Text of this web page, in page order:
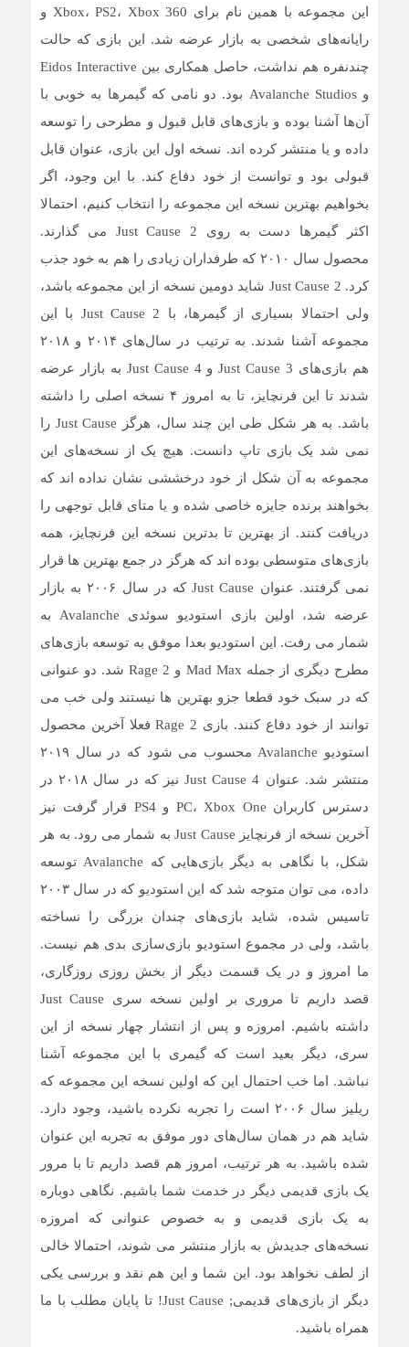
این مجموعه با همین نام برای Xbox، PS2، Xbox 360 و
رایانه‌های شخصی به بازار عرضه شد. این بازی که حالت
چندنفره هم نداشت، حاصل همکاری بین Eidos Interactive
و Avalanche Studios بود. دو نامی که گیمرها به خوبی با
آن‌ها آشنا بوده و بازی‌های قابل قبول و مطرحی را توسعه
داده و یا منتشر کرده اند. نسخه اول این بازی، عنوان قابل
قبولی بود و توانست از خود دفاع کند. با این وجود، اگر
بخواهیم بهترین نسخه این مجموعه را انتخاب کنیم، احتمالا
اکثر گیمرها دست به روی Just Cause 2 می گذارند.
محصول سال ۲۰۱۰ که طرفداران زیادی را هم به خود جذب
کرد. Just Cause 2 شاید دومین نسخه از این مجموعه باشد،
ولی احتمالا بسیاری از گیمرها، با Just Cause 2 با این
مجموعه آشنا شدند. به ترتیب در سال‌های ۲۰۱۴ و ۲۰۱۸
هم بازی‌های Just Cause 3 و Just Cause 4 به بازار عرضه
شدند تا این فرنچایز، تا به امروز ۴ نسخه اصلی را داشته
باشد. به هر شکل طی این چند سال، هرگز Just Cause را
نمی شد یک بازی تاپ دانست. هیچ یک از نسخه‌های این
مجموعه به آن شکل از خود درخششی نشان نداده اند که
بخواهند برنده جایزه خاصی شده و یا متای قابل توجهی را
دریافت کنند. از بهترین تا بدترین نسخه این فرنچایز، همه
بازی‌های متوسطی بوده اند که هرگز در جمع بهترین ها قرار
نمی گرفتند. عنوان Just Cause که در سال ۲۰۰۶ به بازار
عرضه شد، اولین بازی استودیو سوئدی Avalanche به
شمار می رفت. این استودیو بعدا موفق به توسعه بازی‌های
مطرح دیگری از جمله Mad Max و Rage 2 شد. دو عنوانی
که در سبک خود قطعا جزو بهترین ها نیستند ولی خب می
توانند از خود دفاع کنند. بازی Rage 2 فعلا آخرین محصول
استودیو Avalanche محسوب می شود که در سال ۲۰۱۹
منتشر شد. عنوان Just Cause 4 نیز که در سال ۲۰۱۸ در
دسترس کاربران PC، Xbox One و PS4 قرار گرفت نیز
آخرین نسخه از فرنچایز Just Cause به شمار می رود. به هر
شکل، با نگاهی به دیگر بازی‌هایی که Avalanche توسعه
داده، می توان متوجه شد که این استودیو که در سال ۲۰۰۳
تاسیس شده، شاید بازی‌های چندان بزرگی را نساخته
باشد، ولی در مجموع استودیو بازی‌سازی بدی هم نیست.
ما امروز و در یک قسمت دیگر از بخش روزی روزگاری،
قصد داریم تا مروری بر اولین نسخه سری Just Cause
داشته باشیم. امروزه و پس از انتشار چهار نسخه از این
سری، دیگر بعید است که گیمری با این مجموعه آشنا
نباشد. اما خب احتمال این که اولین نسخه این مجموعه که
ریلیز سال ۲۰۰۶ است را تجربه نکرده باشید، وجود دارد.
شاید هم در همان سال‌های دور موفق به تجربه این عنوان
شده باشید. به هر ترتیب، امروز هم قصد داریم تا با مرور
یک بازی قدیمی دیگر در خدمت شما باشیم. نگاهی دوباره
به یک بازی قدیمی و به خصوص عنوانی که امروزه
نسخه‌های جدیدش به بازار منتشر می شوند، احتمالا خالی
از لطف نخواهد بود. این شما و این هم نقد و بررسی یکی
دیگر از بازی‌های قدیمی; Just Cause! تا پایان مطلب با ما
همراه باشید.